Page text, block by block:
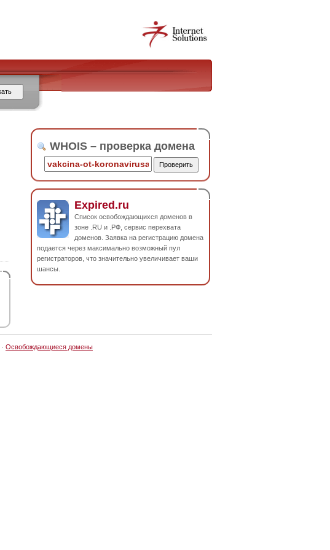
WHOIS – проверка домена
Expired.ru
Список освобождающихся доменов в
зоне .RU и .РФ, сервис перехвата
доменов. Заявка на регистрацию домена
подается через максимально возможный пул
регистраторов, что значительно увеличивает ваши
шансы.
· Освобождающиеся домены